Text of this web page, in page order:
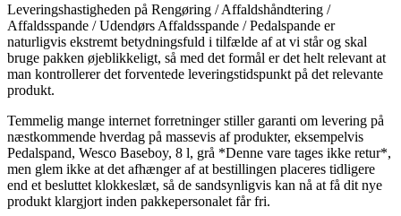
Leveringshastigheden på Rengøring / Affaldshåndtering /
Affaldsspande / Udendørs Affaldsspande / Pedalspande er
naturligvis ekstremt betydningsfuld i tilfælde af at vi står og skal
bruge pakken øjeblikkeligt, så med det formål er det helt relevant at
man kontrollerer det forventede leveringstidspunkt på det relevante
produkt.
Temmelig mange internet forretninger stiller garanti om levering på
næstkommende hverdag på massevis af produkter, eksempelvis
Pedalspand, Wesco Baseboy, 8 l, grå *Denne vare tages ikke retur*,
men glem ikke at det afhænger af at bestillingen placeres tidligere
end et besluttet klokkeslæt, så de sandsynligvis kan nå at få dit nye
produkt klargjort inden pakkepersonalet får fri.